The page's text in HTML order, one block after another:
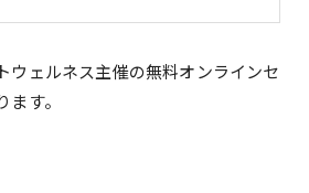
ウェルネス主催の無料オンラインセ
す。